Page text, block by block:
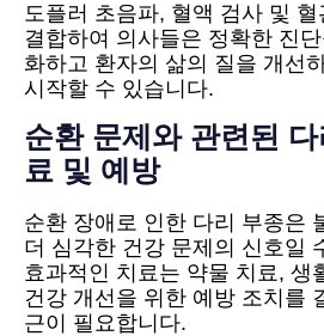
도플러 초음파, 혈액 검사 및
결합하여 의사들은 정확한 진
화하고 환자의 삶의 질을 개선
시작할 수 있습니다.
순환 문제와 관련된 다
료 및 예방
순환 장애로 인한 다리 부종은
더 심각한 건강 문제의 신호일
효과적인 치료는 약물 치료, 생
건강 개선을 위한 예방 조치를
근이 필요합니다.